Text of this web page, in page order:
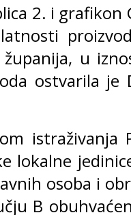
2. i grafikon
u
ostvarila je
istraživanja
lokalne
osoba i
B